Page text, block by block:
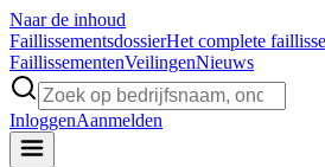
Naar de inhoud
FaillissementsdossierHet complete
FaillissementenVeilingenNieuws
InloggenAanmelden